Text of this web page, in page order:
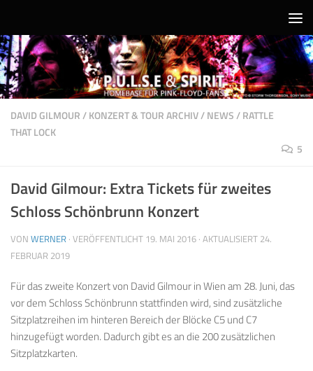
DAVID GILMOUR/KONZERT & TOUR ARCHIV/NEWS/RATTLE
THAT LOCK
5
David Gilmour: Extra Tickets für zweites
Schloss Schönbrunn Konzert
VON WERNER · VERÖFFENTLICHT 19. MAI 2016 · AKTUALISIERT 24.
FEBRUAR 2019
Für das zweite Konzert von David Gilmour in Wien am 28. Juni, das
vor dem Schloss Schönbrunn stattfinden wird, sind zusätzliche
Sitzplatzreihen im hinteren Bereich der Blöcke C5 und C7
hinzugefügt worden. Dadurch gibt es an die 200 zusätzlichen
Sitzplatzkarten.